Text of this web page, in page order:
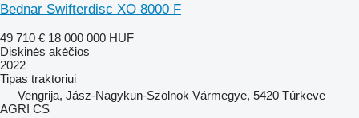
Bednar Swifterdisc XO 8000 F
49 710 € 18 000 000 HUF
Diskinės akėčios
2022
Tipas traktoriui
Vengrija, Jász-Nagykun-Szolnok Vármegye, 5420 Túrkeve
AGRI CS